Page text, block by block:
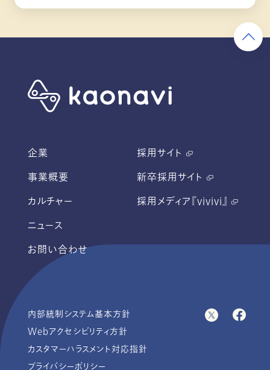
企業
事業概要
カルチャー
ニュース
お問い合わせ
採用サイト
新卒採用サイト
採用メディア『vivivi』
内部統制システム基本方針
Webアクセシビリティ方針
カスタマーハラスメント対応指針
プライバシーポリシー